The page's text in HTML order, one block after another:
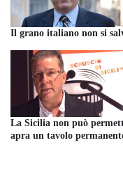
Il grano italiano non si
La Sicilia non può
apra un tavolo